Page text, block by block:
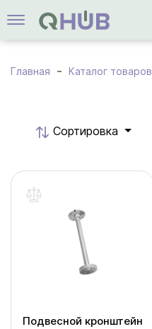
Главная Каталог товаров
Cортировка
Подвесной кронштейн